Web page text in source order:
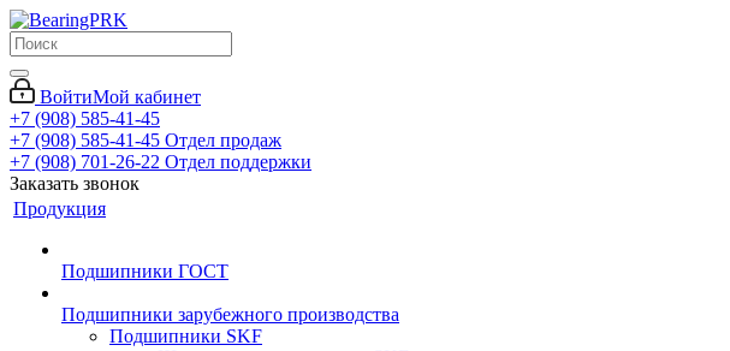
ВойтиМой кабинет
+7 (908) 585-41-45
+7 (908) 585-41-45 Отдел продаж
+7 (908) 701-26-22 Отдел поддержки
Заказать звонок
Продукция
Подшипники ГОСТ
Подшипники зарубежного производства
Подшипники SKF